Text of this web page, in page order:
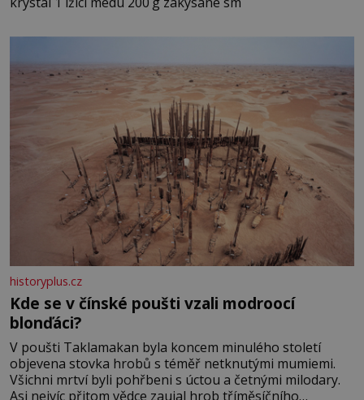
historyplus.cz
Kde se v čínské poušti vzali modroocí
blonďáci?
V poušti Taklamakan byla koncem minulého století
objevena stovka hrobů s téměř netknutými mumiemi.
Všichni mrtví byli pohřbeni s úctou a četnými milodary.
Asi nejvíc přitom vědce zaujal hrob tříměsíčního